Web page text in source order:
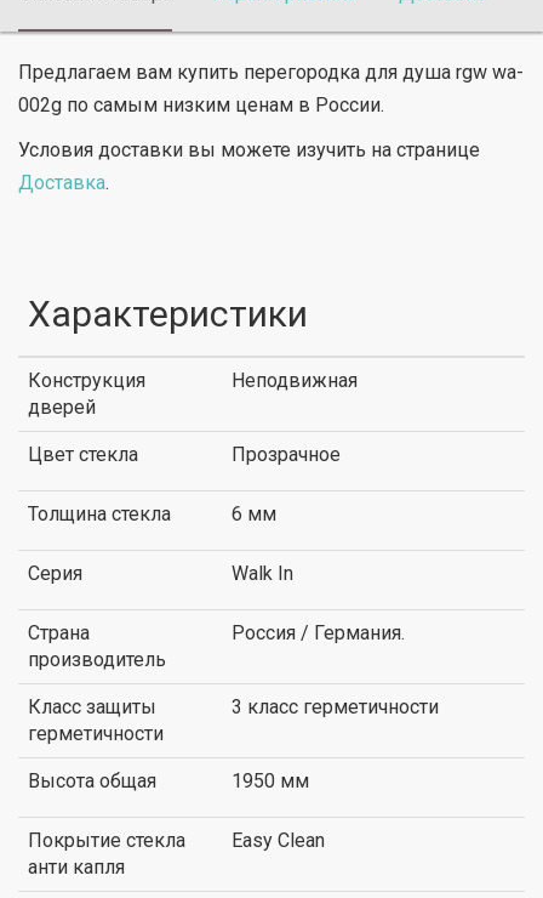
Предлагаем вам купить перегородка для душа rgw wa-
002g по самым низким ценам в России.
Условия доставки вы можете изучить на странице
Доставка.
Характеристики
Конструкция
дверей
Неподвижная
Цвет стекла Прозрачное
Толщина стекла 6 мм
Серия Walk In
Страна
производитель
Россия / Германия.
Класс защиты
герметичности
3 класс герметичности
Высота общая 1950 мм
Покрытие стекла
анти капля
Easy Clean